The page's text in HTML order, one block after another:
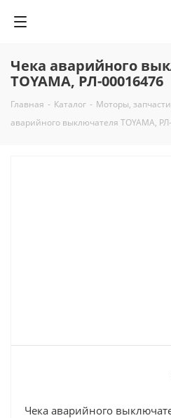
Чека аварийного
TOYAMA, РЛ-00016476
Главная - Каталог - Моторы,
аварийного выключателя TOYAMA,
Чека аварийного